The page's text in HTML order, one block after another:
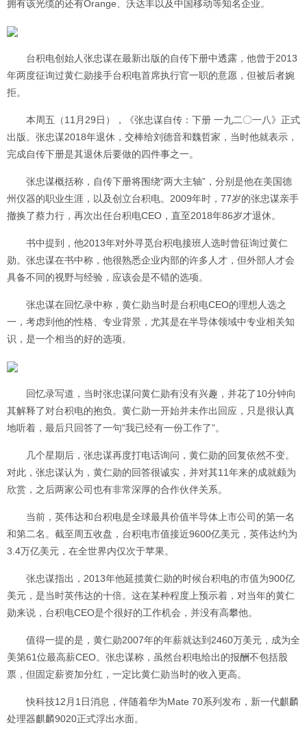
拥有该光缆的还有Orange、沃达丰以及中国移动等知名企业。
台积电创始人张忠谋在最新出版的自传下册中透露，他曾于2013
年两度征询过黄仁勋接手台积电首席执行官一职的意愿，但被后者婉
拒。
本周五（11月29日），《张忠谋自传：下册 一九二〇一八》正式
出版。张忠谋2018年退休，交棒给刘德音和魏哲家，当时他就表示，
完成自传下册是其退休后要做的四件事之一。
张忠谋概括称，自传下册将围绕“两大主轴”，分别是他在美国德
州仪器的职业生涯，以及创立台积电。2009年时，77岁的张忠谋亲手
撤换了蔡力行，再次出任台积电CEO，直至2018年86岁才退休。
书中提到，他2013年对外寻觅台积电接班人选时曾征询过黄仁
勋。张忠谋在书中称，他很熟悉企业内部的许多人才，但外部人才会
具备不同的视野与经验，应该会是不错的选项。
张忠谋在回忆录中称，黄仁勋当时是台积电CEO的理想人选之
一，考虑到他的性格、专业背景，尤其是在半导体领域中专业相关知
识，是一个相当的好的选项。
回忆录写道，当时张忠谋问黄仁勋有没有兴趣，并花了10分钟向
其解释了对台积电的抱负。黄仁勋一开始并未作出回应，只是很认真
地听着，最后只回答了一句“我已经有一份工作了”。
几个星期后，张忠谋再度打电话询问，黄仁勋的回复依然不变。
对此，张忠谋认为，黄仁勋的回答很诚实，并对其11年来的成就颇为
欣赏，之后两家公司也有非常深厚的合作伙伴关系。
当前，英伟达和台积电是全球最具价值半导体上市公司的第一名
和第二名。截至周五收盘，台积电市值接近9600亿美元，英伟达约为
3.4万亿美元，在全世界内仅次于苹果。
张忠谋指出，2013年他延揽黄仁勋的时候台积电的市值为900亿
美元，是当时英伟达的十倍。这在某种程度上预示着，对当年的黄仁
勋来说，台积电CEO是个很好的工作机会，并没有高攀他。
值得一提的是，黄仁勋2007年的年薪就达到2460万美元，成为全
美第61位最高薪CEO。张忠谋称，虽然台积电给出的报酬不包括股
票，但固定薪资加分红，一定比黄仁勋当时的收入更高。
快科技12月1日消息，伴随着华为Mate 70系列发布，新一代麒麟
处理器麒麟9020正式浮出水面。